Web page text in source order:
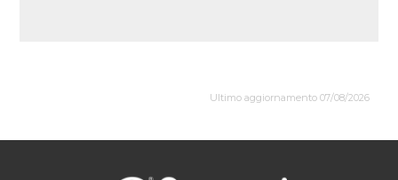
Ultimo aggiornamento 07/08/2026